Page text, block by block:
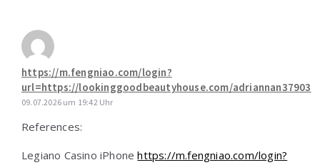
https://m.fengniao.com/login?
url=https://lookinggoodbeautyhouse.com/adriannan37903
09.07.2026 um 19:42 Uhr
References:
Legiano Casino iPhonehttps://m.fengniao.com/login?